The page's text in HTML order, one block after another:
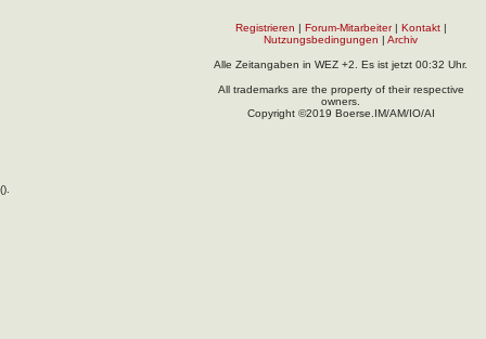
Registrieren | Forum-Mitarbeiter| Kontakt|
Nutzungsbedingungen | Archiv
Alle Zeitangaben in WEZ +2. Es ist jetzt 00:32 Uhr.
All trademarks are the property of their respective
owners.
Copyright ©2019 Boerse.IM/AM/IO/AI
().